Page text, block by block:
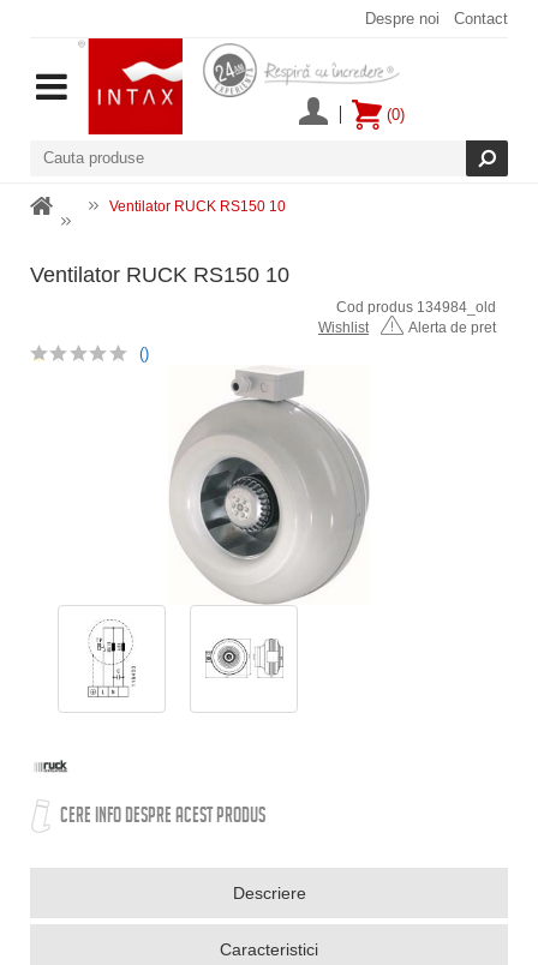
Despre noi Contact
(0)
Ventilator RUCK RS150 10
Ventilator RUCK RS150 10
Cod produs 134984_old
Wishlist
Alerta de pret
()
CERE INFO DESPRE ACEST PRODUS
Descriere
Caracteristici